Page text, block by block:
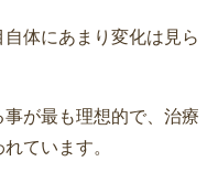
体にあまり変化は見ら
が最も理想的で、治療
ています。